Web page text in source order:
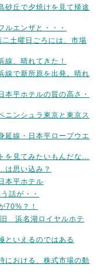
砂丘で夕焼けを見て帰途
エンザと・・・
二土曜日ごろには、市場
、晴れてきた！
線で新所原を出発。晴れ
平ホテルの質の高さ・
ニンシュラ東京と東京ス
延線・日本平ロープウエ
を見てみたいもんだな…
は思い込み？
本平ホテル
話が・・
70%？！
浜名湖ロイヤルホテ
といえるのではある
における、株式市場の動